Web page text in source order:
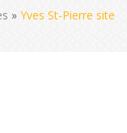
» Yves St-Pierre site